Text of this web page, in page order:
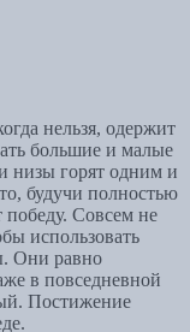
нельзя, одержит
большие и малые
низы горят одним и
будучи полностью
победу. Совсем не
использовать
Они равно
в повседневной
Постижение